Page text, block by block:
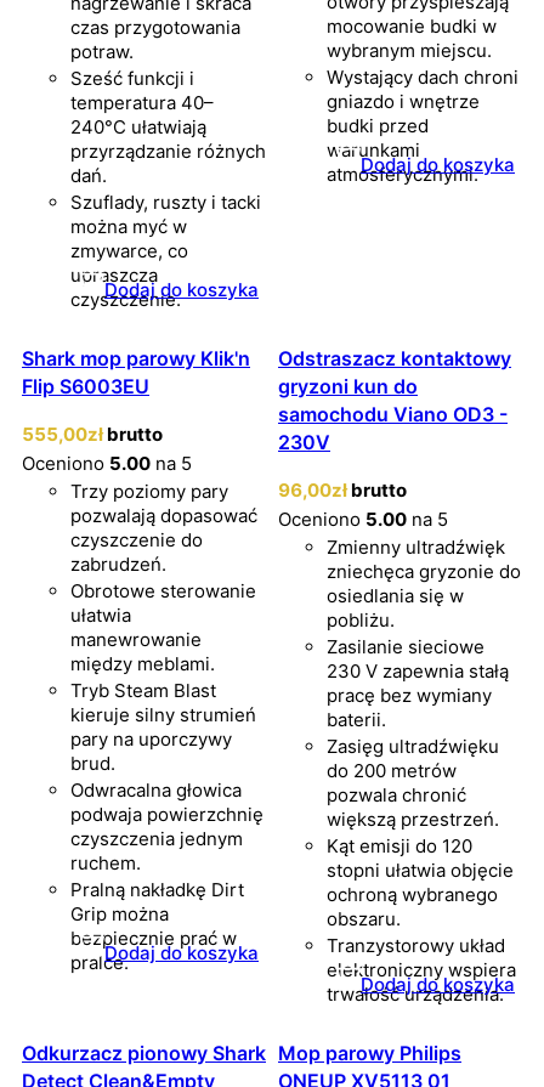
czas przygotowania
potraw.
Sześć funkcji i
temperatura 40–
240°C ułatwiają
przyrządzanie różnych
dań.
Szuflady, ruszty i tacki
można myć w
zmywarce, co
upraszcza
czyszczenie.
Dodaj do koszyka
mocowanie budki w
wybranym miejscu.
Wystający dach chroni
gniazdo i wnętrze
budki przed
warunkami
atmosferycznymi.
Dodaj do koszyka
Shark mop parowy Klik'n
Flip S6003EU
555,00zł brutto
Oceniono 5.00 na 5
Trzy poziomy pary
pozwalają dopasować
czyszczenie do
zabrudzeń.
Obrotowe sterowanie
ułatwia
manewrowanie
między meblami.
Tryb Steam Blast
kieruje silny strumień
pary na uporczywy
brud.
Odwracalna głowica
podwaja powierzchnię
czyszczenia jednym
ruchem.
Pralną nakładkę Dirt
Grip można
bezpiecznie prać w
pralce.Dodaj do koszyka
Odstraszacz kontaktowy
gryzoni kun do
samochodu Viano OD3 -
230V
96,00zł brutto
Oceniono 5.00 na 5
Zmienny ultradźwięk
zniechęca gryzonie do
osiedlania się w
pobliżu.
Zasilanie sieciowe
230 V zapewnia stałą
pracę bez wymiany
baterii.
Zasięg ultradźwięku
do 200 metrów
pozwala chronić
większą przestrzeń.
Kąt emisji do 120
stopni ułatwia objęcie
ochroną wybranego
obszaru.
Tranzystorowy układ
elektroniczny wspiera
trwałość urządzenia.
Dodaj do koszyka
Odkurzacz pionowy Shark
Detect Clean&Empty
Mop parowy Philips
ONEUP XV5113 01